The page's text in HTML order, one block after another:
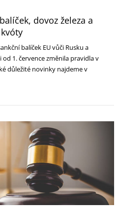
dovoz železa a
balíček EU vůči Rusku a
od 1. července změnila pravidla v
důležité novinky najdeme v